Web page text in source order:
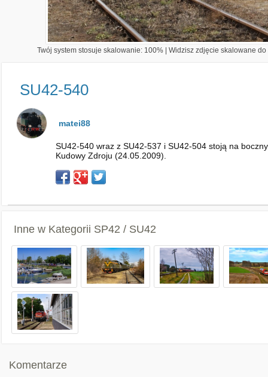
Twój system stosuje skalowanie: 100% | Widzisz zdjęcie skalowane
SU42-540
matei88
SU42-540 wraz z SU42-537 i SU42-504 stoją na
Kudowy Zdroju (24.05.2009).
Inne w Kategorii SP42 / SU42
Komentarze